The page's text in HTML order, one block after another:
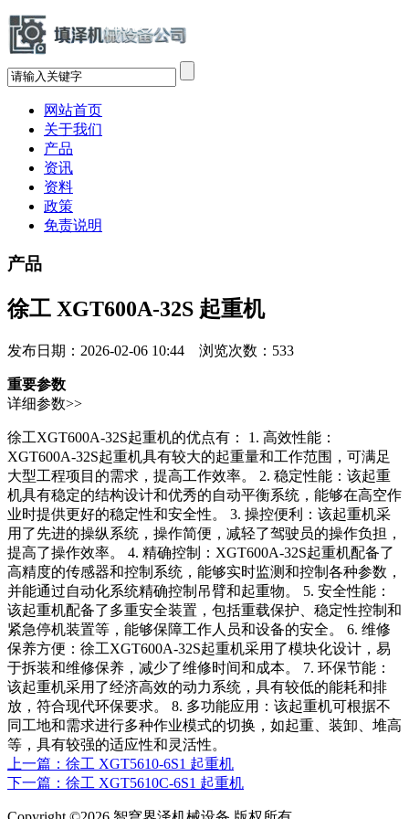
网站首页
关于我们
产品
资讯
资料
政策
免责说明
产品
徐工 XGT600A-32S 起重机
发布日期：2026-02-06 10:44 浏览次数： 533
重要参数
详细参数>>
徐工XGT600A-32S起重机的优点有： 1. 高效性能：
XGT600A-32S起重机具有较大的起重量和工作范围，可满足
大型工程项目的需求，提高工作效率。 2. 稳定性能：该起重
机具有稳定的结构设计和优秀的自动平衡系统，能够在高空作
业时提供更好的稳定性和安全性。 3. 操控便利：该起重机采
用了先进的操纵系统，操作简便，减轻了驾驶员的操作负担，
提高了操作效率。 4. 精确控制：XGT600A-32S起重机配备了
高精度的传感器和控制系统，能够实时监测和控制各种参数，
并能通过自动化系统精确控制吊臂和起重物。 5. 安全性能：
该起重机配备了多重安全装置，包括重载保护、稳定性控制和
紧急停机装置等，能够保障工作人员和设备的安全。 6. 维修
保养方便：徐工XGT600A-32S起重机采用了模块化设计，易
于拆装和维修保养，减少了维修时间和成本。 7. 环保节能：
该起重机采用了经济高效的动力系统，具有较低的能耗和排
放，符合现代环保要求。 8. 多功能应用：该起重机可根据不
同工地和需求进行多种作业模式的切换，如起重、装卸、堆高
等，具有较强的适应性和灵活性。
上一篇：徐工 XGT5610-6S1 起重机
下一篇：徐工 XGT5610C-6S1 起重机